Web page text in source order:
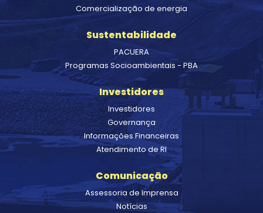
Comercialização de energia
Sustentabilidade
PACUERA
Programas Socioambientais - PBA
Investidores
Investidores
Governança
Informações Financeiras
Atendimento de RI
Comunicação
Assessoria de Imprensa
Notícias